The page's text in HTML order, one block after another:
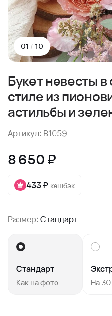
01 / 10
Букет невесты
стиле из
астильбы и
Артикул: B1059
8 650 ₽
433 ₽ кешбэк
Размер:Стандарт
Стандарт
Как на фото На